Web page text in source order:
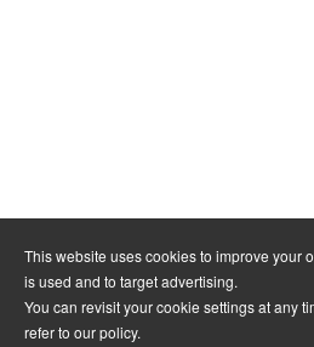
This website uses cookies to improve your
is used and to target advertising.
You can revisit your cookie settings at any
refer to our policy.